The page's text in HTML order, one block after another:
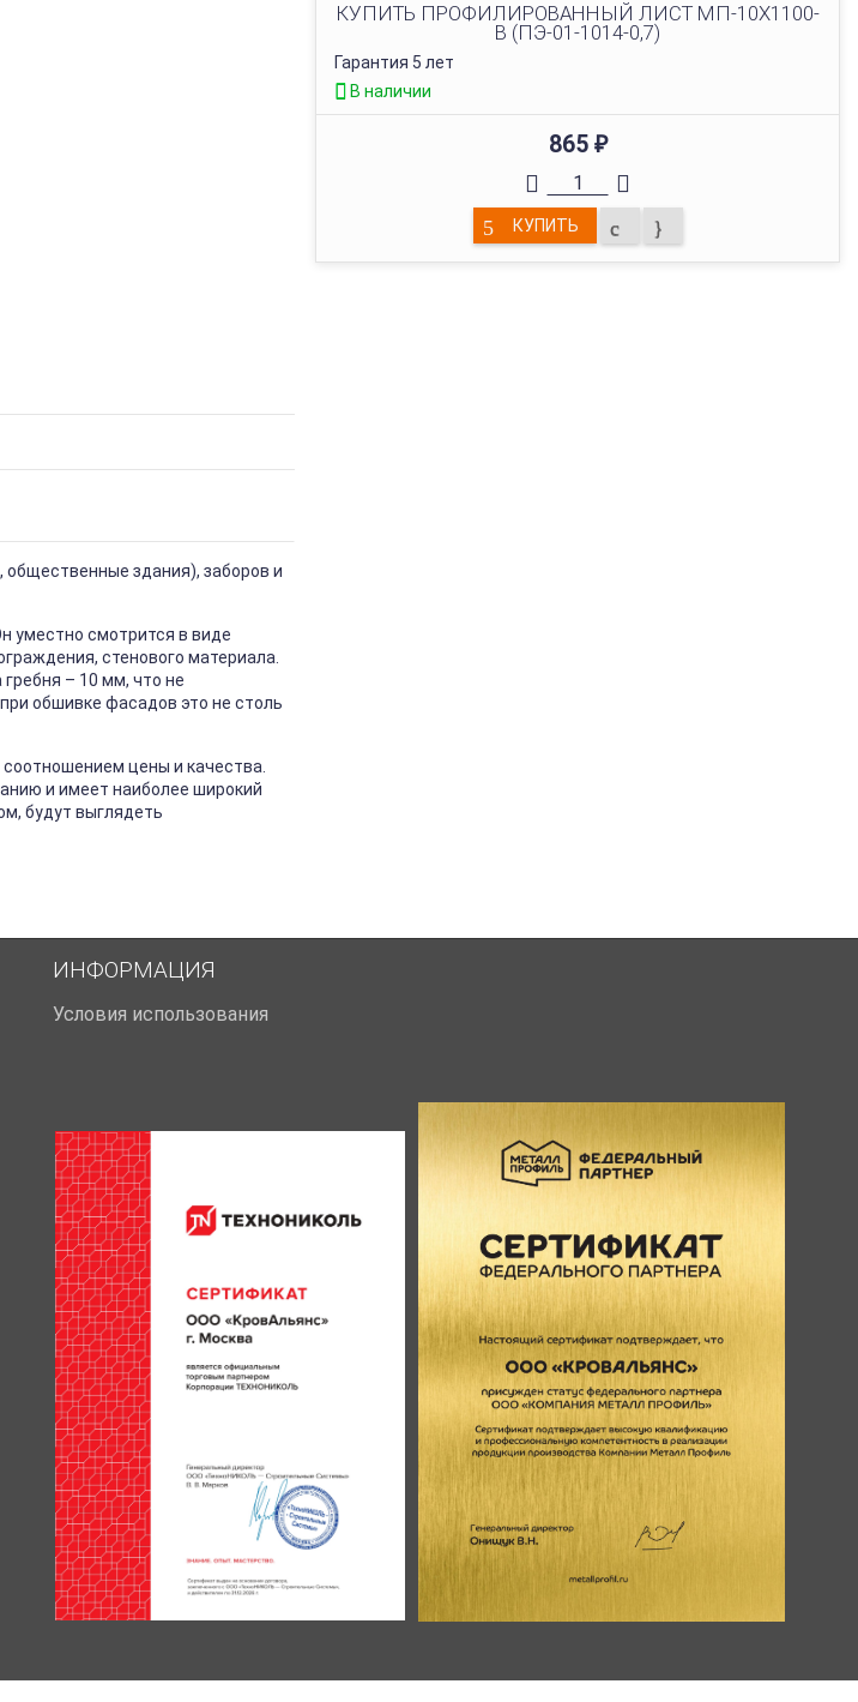
КУПИТЬ ПРОФИЛИРОВАННЫЙ ЛИСТ МП-10Х1100-
B (ПЭ-01-1014-0,7)
Гарантия 5 лет
В наличии
865 ₽
КУПИТЬ
здания), заборов и
уместно смотрится в виде
стенового материала.
– 10 мм, что не
обшивке фасадов это не столь
цены и качества.
и имеет наиболее широкий
будут выглядеть
ИНФОРМАЦИЯ
Условия использования